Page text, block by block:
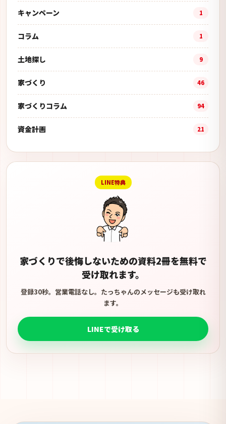
キャンペーン 1
コラム 1
土地探し 9
家づくり 46
家づくりコラム 94
資金計画 21
LINE特典
家づくりで後悔しないための資料2冊を無料で
受け取れます。
登録30秒。営業電話なし。たっちゃんのメッセージも受け取れ
ます。
LINEで受け取る